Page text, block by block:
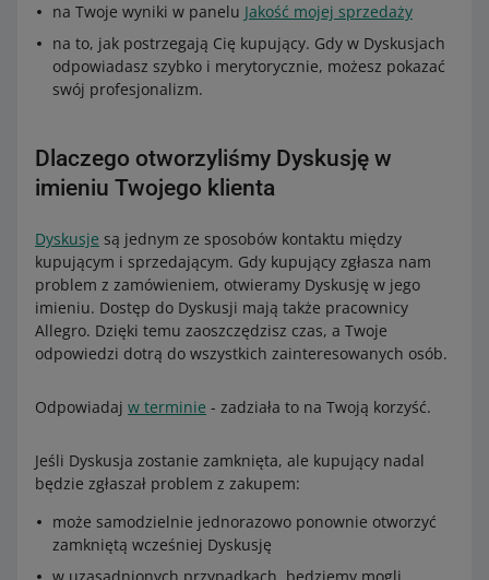
na Twoje wyniki w panelu Jakość mojej sprzedaży
na to, jak postrzegają Cię kupujący. Gdy w Dyskusjach
odpowiadasz szybko i merytorycznie, możesz pokazać
swój profesjonalizm.
Dlaczego otworzyliśmy Dyskusję w
imieniu Twojego klienta
Dyskusje są jednym ze sposobów kontaktu między
kupującym i sprzedającym. Gdy kupujący zgłasza nam
problem z zamówieniem, otwieramy Dyskusję w jego
imieniu. Dostęp do Dyskusji mają także pracownicy
Allegro. Dzięki temu zaoszczędzisz czas, a Twoje
odpowiedzi dotrą do wszystkich zainteresowanych osób.
Odpowiadaj w terminie - zadziała to na Twoją korzyść.
Jeśli Dyskusja zostanie zamknięta, ale kupujący nadal
będzie zgłaszał problem z zakupem:
może samodzielnie jednorazowo ponownie otworzyć
zamkniętą wcześniej Dyskusję